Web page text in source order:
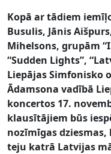
Kopā ar tādiem
Busulis, Jānis
Mihelsons, grupām
“Sudden Lights”,
Liepājas Simfonisko
Ādamsona vadībā
koncertos 17.
klausītājiem būs
nozīmīgas
teju katrā Latvijas